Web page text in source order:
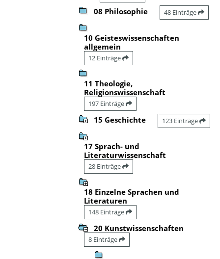
08 Philosophie 48 Einträge
10 Geisteswissenschaften
allgemein
12 Einträge
11 Theologie,
Religionswissenschaft
197 Einträge
15 Geschichte 123 Einträge
17 Sprach- und
Literaturwissenschaft
28 Einträge
18 Einzelne Sprachen und
Literaturen
148 Einträge
20 Kunstwissenschaften
8 Einträge